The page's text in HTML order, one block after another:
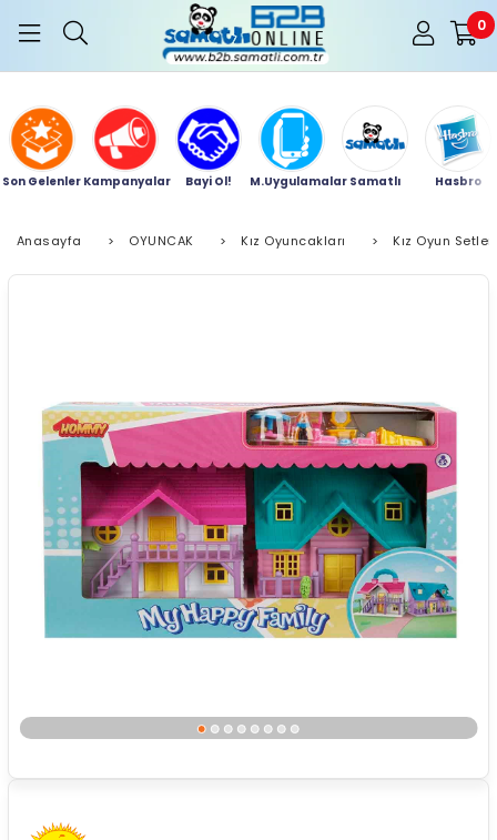
0
Son Gelenler Kampanyalar Bayi Ol! M.Uygulamalar Samatlı Hasbro
Anasayfa > OYUNCAK > Kız Oyuncakları > Kız Oyun Setleri